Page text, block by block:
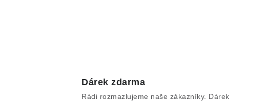
Dárek zdarma
Rádi rozmazlujeme naše zákazníky. Dárek